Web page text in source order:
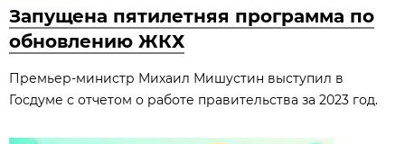
Запущена пятилетняя программа по
обновлению ЖКХ
Премьер-министр Михаил Мишустин выступил в
Госдуме с отчетом о работе правительства за 2023 год.